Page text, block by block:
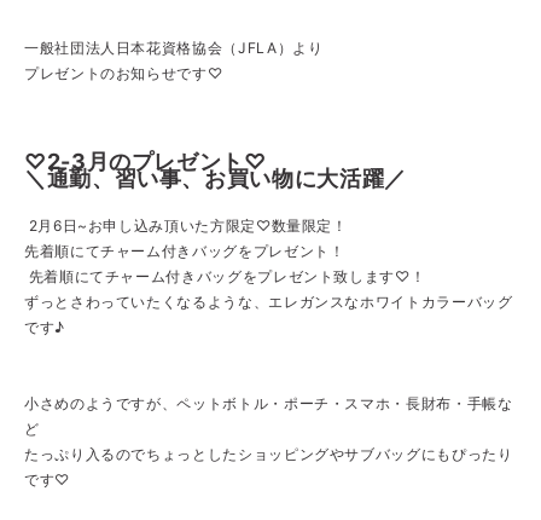
一般社団法人日本花資格協会（JFLA）より
プレゼントのお知らせです♡
♡2-3月のプレゼント♡
＼通勤、習い事、お買い物に大活躍／
2月6日~お申し込み頂いた方限定♡数量限定！
先着順にてチャーム付きバッグをプレゼント！
先着順にてチャーム付きバッグをプレゼント致します♡！
ずっとさわっていたくなるような、エレガンスなホワイトカラーバッグ
です♪
小さめのようですが、ペットボトル・ポーチ・スマホ・長財布・手帳な
ど
たっぷり入るのでちょっとしたショッピングやサブバッグにもぴったり
です♡